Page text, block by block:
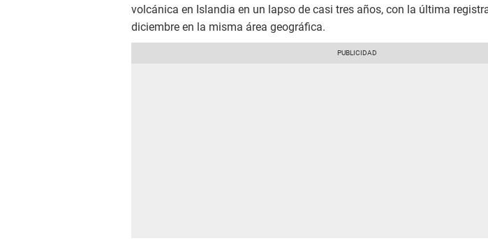
volcánica en Islandia en un lapso de casi tres años, con la última
diciembre en la misma área geográfica.